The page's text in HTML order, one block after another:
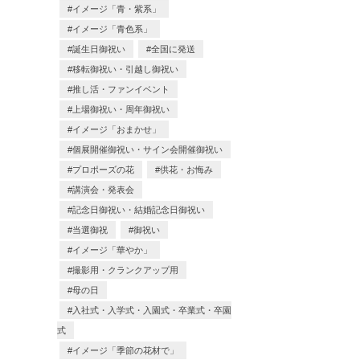
イメージ「青・紫系」
イメージ「青色系」
誕生日御祝い 全国に発送
移転御祝い・引越し御祝い
推し活・ファンイベント
上場御祝い・周年御祝い
イメージ「おまかせ」
個展開催御祝い・サイン会開催御祝い
プロポーズの花 供花・お悔み
講演会・発表会
記念日御祝い・結婚記念日御祝い
当選御祝 御祝い
イメージ「華やか」
撮影用・クランクアップ用
母の日
入社式・入学式・入園式・卒業式・卒園
式
イメージ「季節の花材で」